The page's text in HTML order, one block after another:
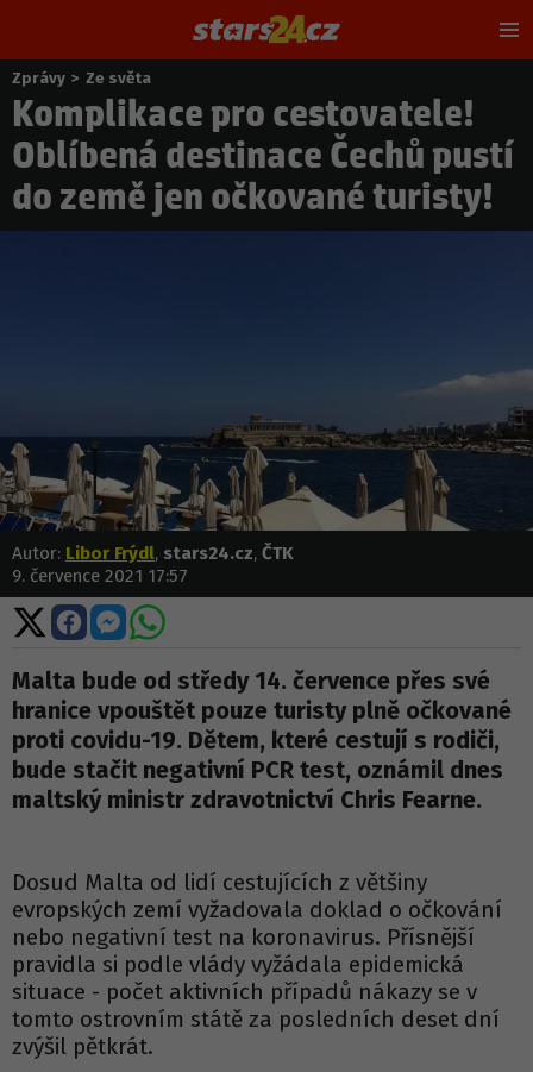
Nacházíte
se
zde:
Zprávy > Ze světa
Komplikace pro cestovatele!
Oblíbená destinace Čechů pustí
do země jen očkované turisty!
Autor: Libor Frýdl, stars24.cz, ČTK
9. července 2021 17:57
Sdílet
na
X
Sdílet
na
Facebooku
Sdílet
na
Messengeru
Sdílet
WhatsApp
Malta bude od středy 14. července přes své
hranice vpouštět pouze turisty plně očkované
proti covidu-19. Dětem, které cestují s rodiči,
bude stačit negativní PCR test, oznámil dnes
maltský ministr zdravotnictví Chris Fearne.
Dosud Malta od lidí cestujících z většiny
evropských zemí vyžadovala doklad o očkování
nebo negativní test na koronavirus. Přísnější
pravidla si podle vlády vyžádala epidemická
situace - počet aktivních případů nákazy se v
tomto ostrovním státě za posledních deset dní
zvýšil pětkrát.